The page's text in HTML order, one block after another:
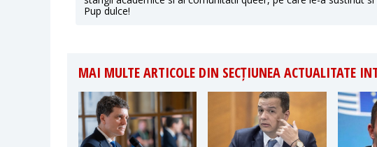
Pup dulce!
MAI MULTE ARTICOLE DIN SECȚIUNEA ACTUALITATE